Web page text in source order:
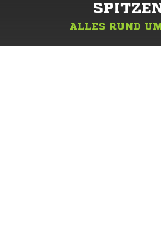
ALLES RUND